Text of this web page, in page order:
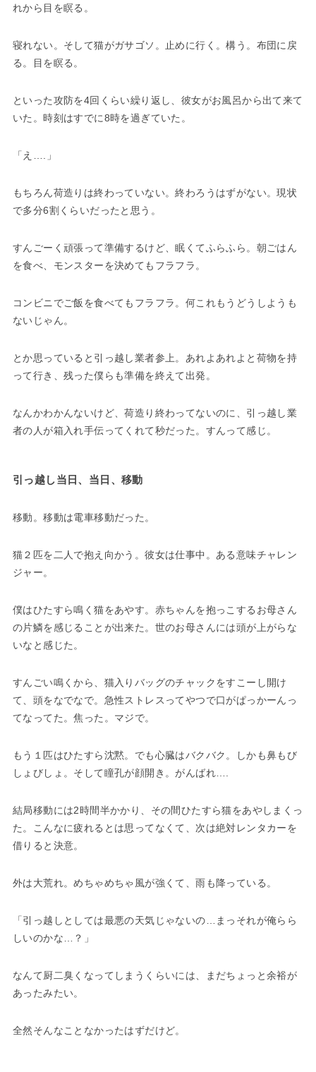
れから目を瞑る。
寝れない。そして猫がガサゴソ。止めに行く。構う。布団に戻
る。目を瞑る。
といった攻防を4回くらい繰り返し、彼女がお風呂から出て来て
いた。時刻はすでに8時を過ぎていた。
「え….」
もちろん荷造りは終わっていない。終わろうはずがない。現状
で多分6割くらいだったと思う。
すんごーく頑張って準備するけど、眠くてふらふら。朝ごはん
を食べ、モンスターを決めてもフラフラ。
コンビニでご飯を食べてもフラフラ。何これもうどうしようも
ないじゃん。
とか思っていると引っ越し業者参上。あれよあれよと荷物を持
って行き、残った僕らも準備を終えて出発。
なんかわかんないけど、荷造り終わってないのに、引っ越し業
者の人が箱入れ手伝ってくれて秒だった。すんって感じ。
引っ越し当日、当日、移動
移動。移動は電車移動だった。
猫２匹を二人で抱え向かう。彼女は仕事中。ある意味チャレン
ジャー。
僕はひたすら鳴く猫をあやす。赤ちゃんを抱っこするお母さん
の片鱗を感じることが出来た。世のお母さんには頭が上がらな
いなと感じた。
すんごい鳴くから、猫入りバッグのチャックをすこーし開け
て、頭をなでなで。急性ストレスってやつで口がぱっかーんっ
てなってた。焦った。マジで。
もう１匹はひたすら沈黙。でも心臓はバクバク。しかも鼻もび
しょびしょ。そして瞳孔が顔開き。がんばれ….
結局移動には2時間半かかり、その間ひたすら猫をあやしまくっ
た。こんなに疲れるとは思ってなくて、次は絶対レンタカーを
借りると決意。
外は大荒れ。めちゃめちゃ風が強くて、雨も降っている。
「引っ越しとしては最悪の天気じゃないの…まっそれが俺らら
しいのかな…？」
なんて厨二臭くなってしまうくらいには、まだちょっと余裕が
あったみたい。
全然そんなことなかったはずだけど。